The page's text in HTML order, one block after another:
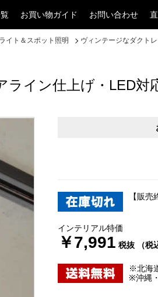
お買い物ガイド お問い合わせ
イト＆スポット照明
ヴィンテージなダクト
イン仕上げ・LED対
【販
インテリアル特価
￥7,991 税抜 （税
※北海
※沖縄